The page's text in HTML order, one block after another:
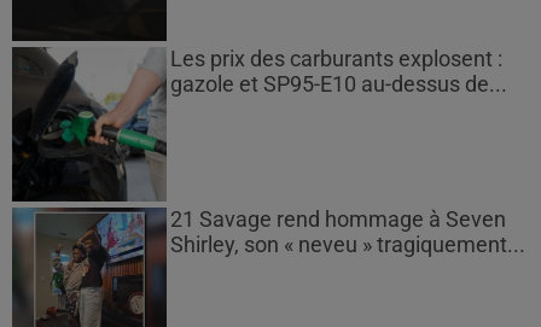
Les prix des carburants explosent :
gazole et SP95-E10 au-dessus de...
21 Savage rend hommage à Seven
Shirley, son « neveu » tragiquement...